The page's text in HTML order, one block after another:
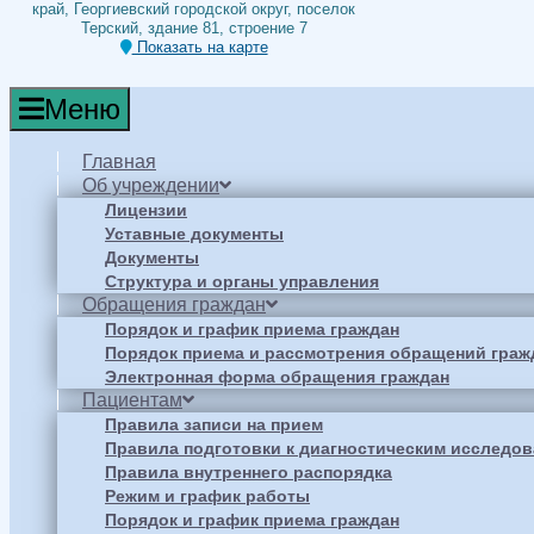
край, Георгиевский городской округ, поселок
Терский, здание 81, строение 7
Показать на карте
Меню
Главная
Об учреждении
Лицензии
Уставные документы
Документы
Структура и органы управления
Обращения граждан
Порядок и график приема граждан
Порядок приема и рассмотрения обращений
Электронная форма обращения граждан
Пациентам
Правила записи на прием
Правила подготовки к диагностическим
Правила внутреннего распорядка
Режим и график работы
Порядок и график приема граждан